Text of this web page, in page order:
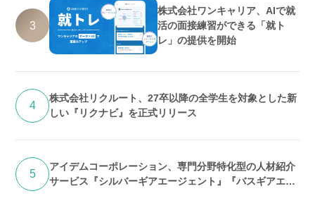
3
株式会社ワンキャリア、AIで就
活の面接練習ができる「就ト
レ」の提供を開始
4
株式会社リクルート、27卒以降の全学生を対象とした新
しい『リクナビ』を正式リリース
5
アイデムコーポレーション、専門分野特化型の人材紹介
サービス『シルバーギアエージェント』『バスギアエー